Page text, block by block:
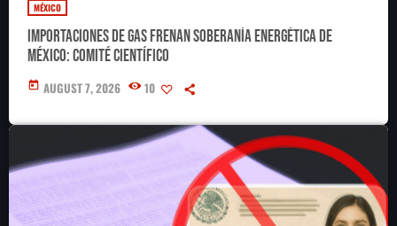
MÉXICO
Importaciones de gas frenan soberanía energética de
México: Comité científico
today AUGUST 7, 2026 10